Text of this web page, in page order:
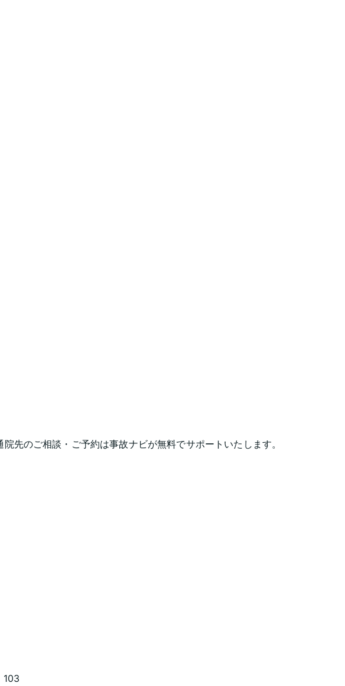
先のご相談・ご予約は事故ナビが無料でサポートいたします。
103